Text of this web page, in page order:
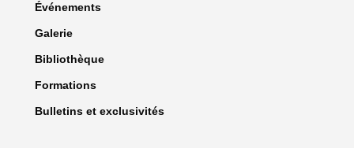
Événements
Galerie
Bibliothèque
Formations
Bulletins et exclusivités